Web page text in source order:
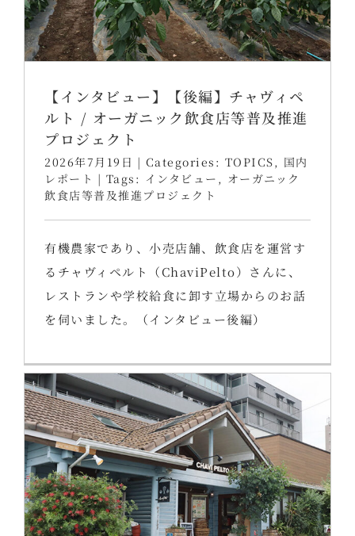
【インタビュー】【後編】チャヴィペ
ルト / オーガニック飲食店等普及推進
プロジェクト
2026年7月19日 | Categories: TOPICS , 国内
レポート | Tags: インタビュー , オーガニック
飲食店等普及推進プロジェクト
有機農家であり、小売店舗、飲食店を運営す
るチャヴィペルト（ChaviPelto）さんに、
レストランや学校給食に卸す立場からのお話
を伺いました。（インタビュー後編）